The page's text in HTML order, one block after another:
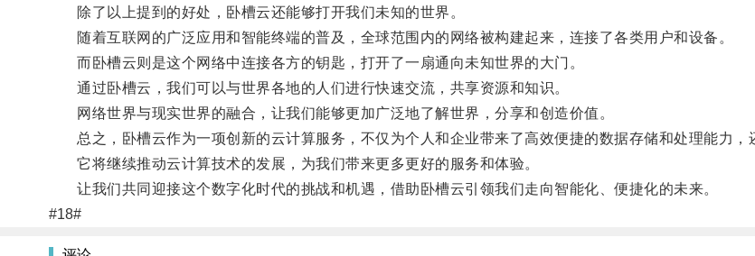
除了以上提到的好处，卧槽云还能够打开我们未知的世界。
随着互联网的广泛应用和智能终端的普及，全球范围内的网络被构建起来，连接了各类用户和设备。
而卧槽云则是这个网络中连接各方的钥匙，打开了一扇通向未知世界的大门。
通过卧槽云，我们可以与世界各地的人们进行快速交流，共享资源和知识。
网络世界与现实世界的融合，让我们能够更加广泛地了解世界，分享和创造价值。
总之，卧槽云作为一项创新的云计算服务，不仅为个人和企业带来了高效便捷的数据存储和处理能力，
它将继续推动云计算技术的发展，为我们带来更多更好的服务和体验。
让我们共同迎接这个数字化时代的挑战和机遇，借助卧槽云引领我们走向智能化、便捷化的未来。
#18#